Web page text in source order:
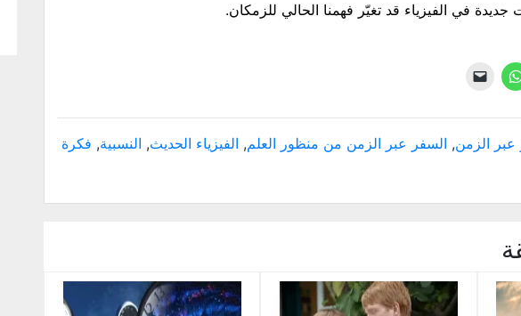
في الفيزياء قد تغيّر فهمنا الحالي للزمكان.
انقر
للمشاركة
(فتح
نافذة
جديدة)
البريد
إلى
صديق
جديدة)
عبر الزمن, السفر عبر الزمن من منظور العلم, الفيزياء الحديث, النسبية, فكرة